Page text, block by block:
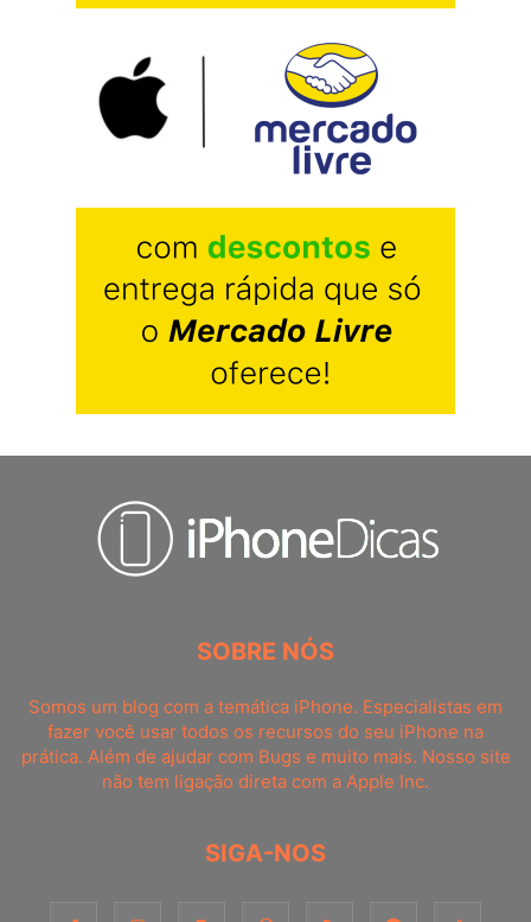
SOBRE NÓS
Somos um blog com a temática iPhone. Especialistas em
fazer você usar todos os recursos do seu iPhone na
prática. Além de ajudar com Bugs e muito mais. Nosso site
não tem ligação direta com a Apple Inc.
SIGA-NOS